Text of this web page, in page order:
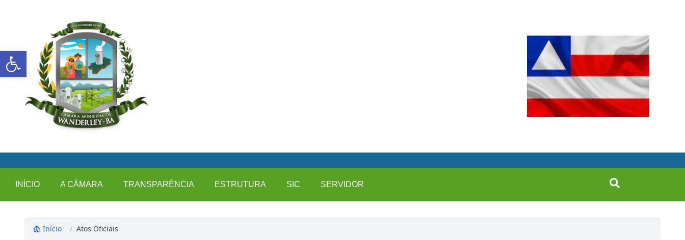
INÍCIO A CÂMARA TRANSPARÊNCIA ESTRUTURA SIC SERVIDOR
Início / Atos Oficiais
Abrir a barra de ferramentas